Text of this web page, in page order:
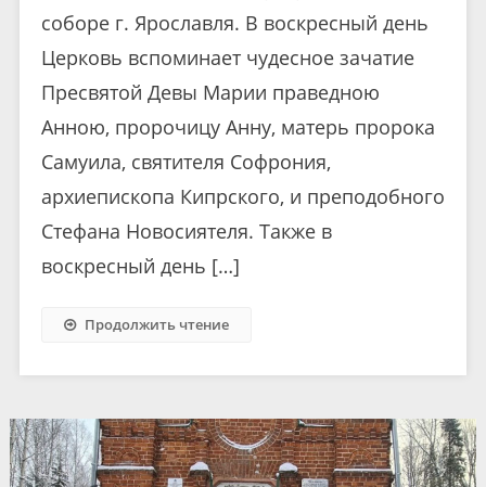
соборе г. Ярославля. В воскресный день
Церковь вспоминает чудесное зачатие
Пресвятой Девы Марии праведною
Анною, пророчицу Анну, матерь пророка
Самуила, святителя Софрония,
архиепископа Кипрского, и преподобного
Стефана Новосиятеля. Также в
воскресный день […]
Продолжить чтение